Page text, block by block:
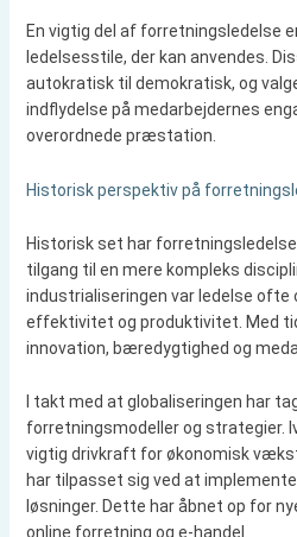
En vigtig del af forretningsledelse
ledelsesstile, der kan anvendes.
autokratisk til demokratisk, og
indflydelse på medarbejdernes
overordnede præstation.
Historisk perspektiv på
Historisk set har
tilgang til en mere kompleks
industrialiseringen var ledelse ofte
effektivitet og produktivitet. Med
innovation, bæredygtighed og
I takt med at globaliseringen har
forretningsmodeller og strategier.
vigtig drivkraft for økonomisk
har tilpasset sig ved at
løsninger. Dette har åbnet op for
online forretning og e-handel.